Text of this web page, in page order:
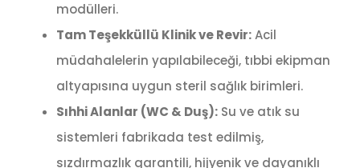
modülleri.
Tam Teşekküllü Klinik ve Revir:Acil
müdahalelerin yapılabileceği, tıbbi ekipman
altyapısına uygun steril sağlık birimleri.
Sıhhi Alanlar (WC & Duş):Su ve atık su
sistemleri fabrikada test edilmiş,
sızdırmazlık garantili, hijyenik ve dayanıklı